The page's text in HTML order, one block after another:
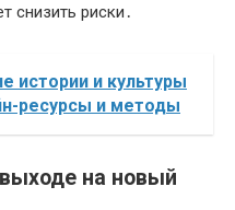
снизить риски․
истории и культуры
ресурсы и методы
на новый